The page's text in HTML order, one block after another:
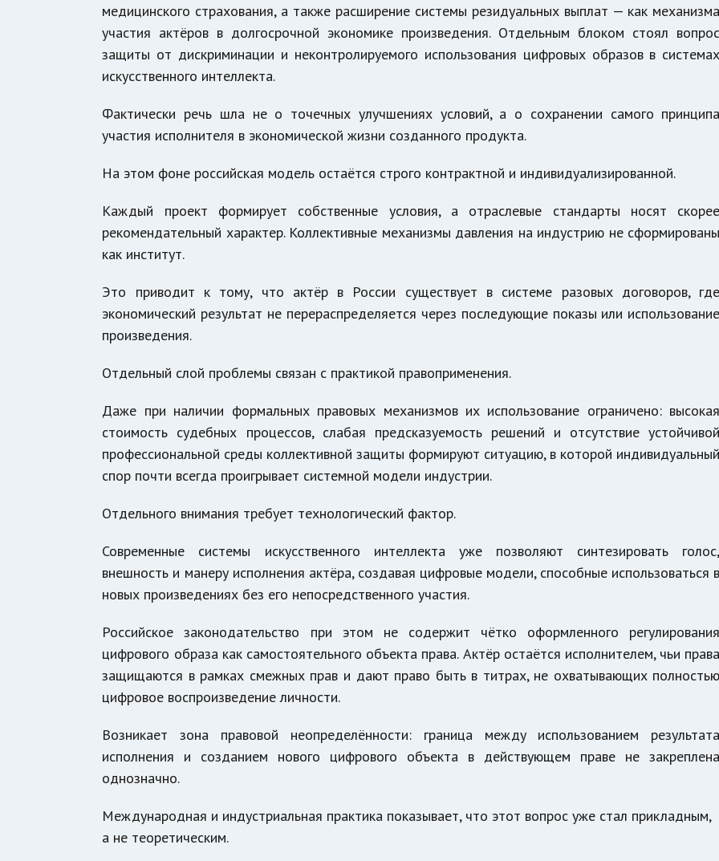
медицинского страхования, а также расширение системы резидуальных выплат — как механизма
участия актёров в долгосрочной экономике произведения. Отдельным блоком стоял вопрос
защиты от дискриминации и неконтролируемого использования цифровых образов в системах
искусственного интеллекта.
Фактически речь шла не о точечных улучшениях условий, а о сохранении самого принципа
участия исполнителя в экономической жизни созданного продукта.
На этом фоне российская модель остаётся строго контрактной и индивидуализированной.
Каждый проект формирует собственные условия, а отраслевые стандарты носят скорее
рекомендательный характер. Коллективные механизмы давления на индустрию не сформированы
как институт.
Это приводит к тому, что актёр в России существует в системе разовых договоров, где
экономический результат не перераспределяется через последующие показы или использование
произведения.
Отдельный слой проблемы связан с практикой правоприменения.
Даже при наличии формальных правовых механизмов их использование ограничено: высокая
стоимость судебных процессов, слабая предсказуемость решений и отсутствие устойчивой
профессиональной среды коллективной защиты формируют ситуацию, в которой индивидуальный
спор почти всегда проигрывает системной модели индустрии.
Отдельного внимания требует технологический фактор.
Современные системы искусственного интеллекта уже позволяют синтезировать голос,
внешность и манеру исполнения актёра, создавая цифровые модели, способные использоваться в
новых произведениях без его непосредственного участия.
Российское законодательство при этом не содержит чётко оформленного регулирования
цифрового образа как самостоятельного объекта права. Актёр остаётся исполнителем, чьи права
защищаются в рамках смежных прав и дают право быть в титрах, не охватывающих полностью
цифровое воспроизведение личности.
Возникает зона правовой неопределённости: граница между использованием результата
исполнения и созданием нового цифрового объекта в действующем праве не закреплена
однозначно.
Международная и индустриальная практика показывает, что этот вопрос уже стал прикладным,
а не теоретическим.